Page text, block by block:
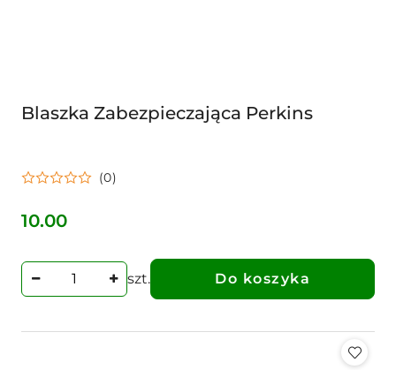
Blaszka Zabezpieczająca Perkins
(0)
Cena:
10.00
szt. Do koszyka